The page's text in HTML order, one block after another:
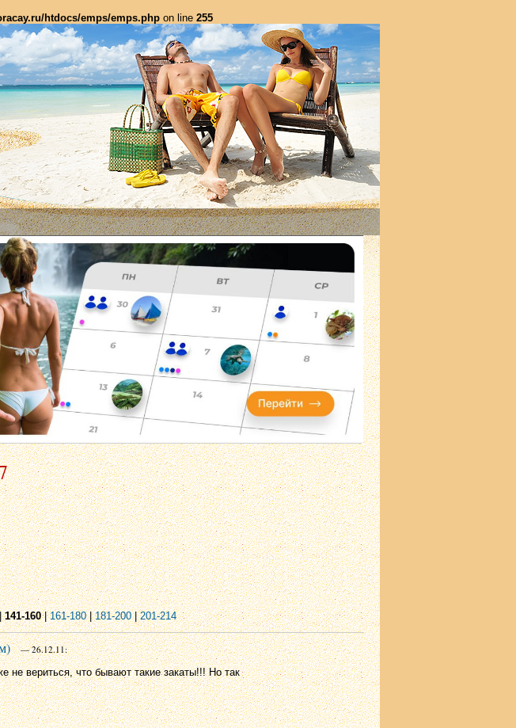
htdocs/emps/emps.php on line 255
141-160|161-180|181-200|201-214
— 26.12.11:
не вериться, что бывают такие закаты!!! Но так